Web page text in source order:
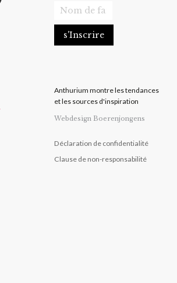
Anthurium montre les tendances
et les sources d'inspiration
Webdesign Boerenjongens
Déclaration de confidentialité
Clause de non-responsabilité